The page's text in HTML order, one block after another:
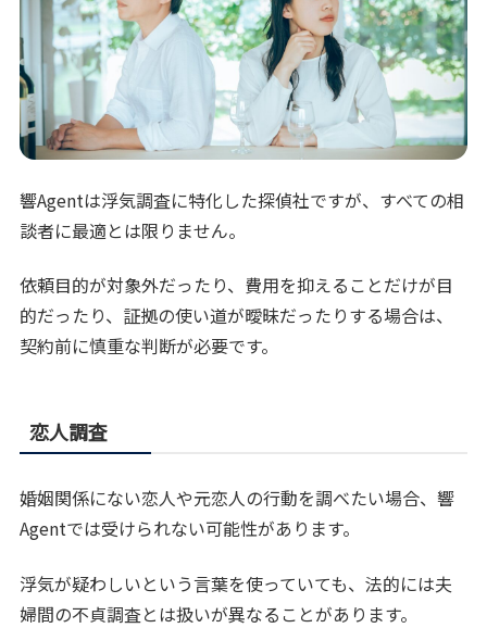
響Agentは浮気調査に特化した探偵社ですが、すべての相
談者に最適とは限りません。
依頼目的が対象外だったり、費用を抑えることだけが目
的だったり、証拠の使い道が曖昧だったりする場合は、
契約前に慎重な判断が必要です。
恋人調査
婚姻関係にない恋人や元恋人の行動を調べたい場合、響
Agentでは受けられない可能性があります。
浮気が疑わしいという言葉を使っていても、法的には夫
婦間の不貞調査とは扱いが異なることがあります。